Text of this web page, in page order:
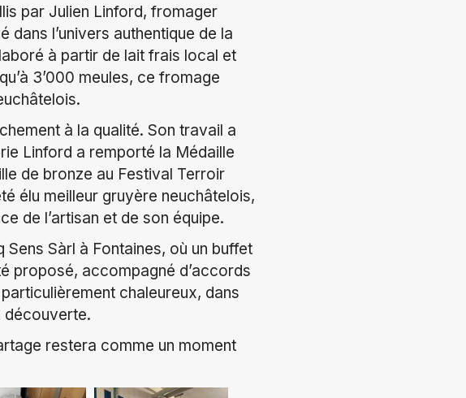
par Julien Linford, fromager
l’univers authentique de la
à partir de lait frais local et
3’000 meules, ce fromage
à la qualité. Son travail a
Linford a remporté la Médaille
de bronze au Festival Terroir
élu meilleur gruyère neuchâtelois,
de l’artisan et de son équipe.
Sàrl à Fontaines, où un buffet
proposé, accompagné d’accords
chaleureux, dans
découverte.
restera comme un moment